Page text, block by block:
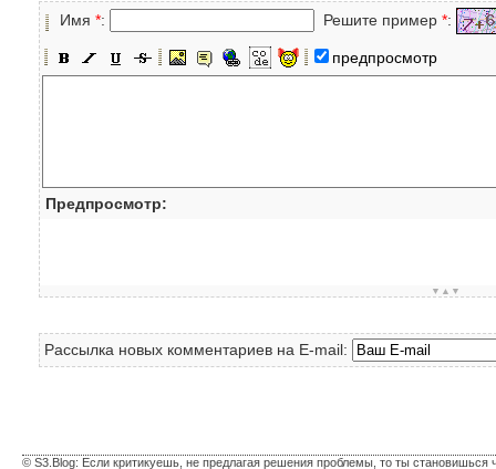
Имя *: Решите пример *:
предпросмотр
Предпросмотр:
▼▲▼
Рассылка новых комментариев на E-mail:
© S3.Blog: Если критикуешь, не предлагая решения проблемы, то ты становишься